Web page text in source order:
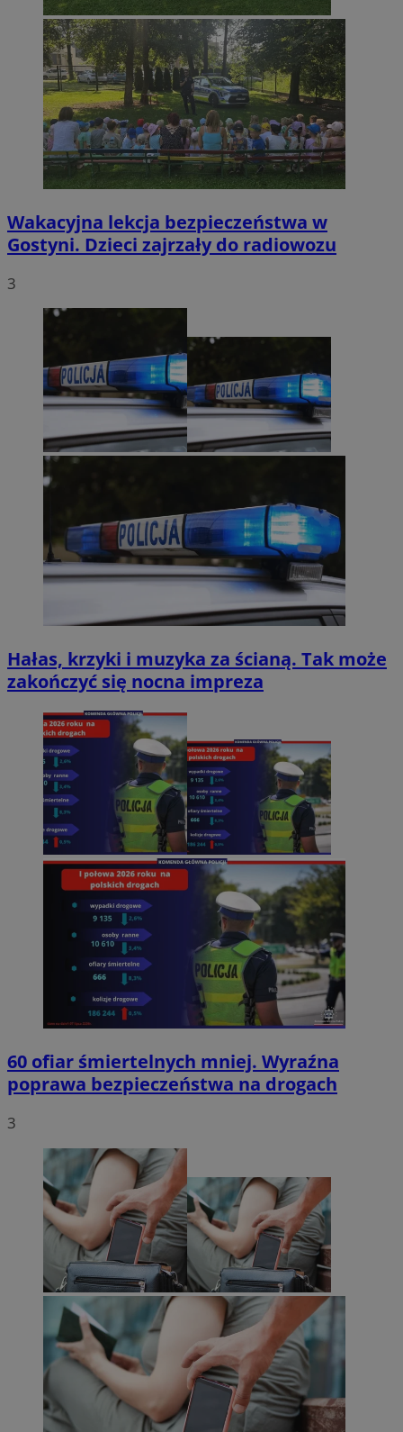
Wakacyjna lekcja bezpieczeństwa w
Gostyni. Dzieci zajrzały do radiowozu
3
Hałas, krzyki i muzyka za ścianą. Tak może
zakończyć się nocna impreza
60 ofiar śmiertelnych mniej. Wyraźna
poprawa bezpieczeństwa na drogach
3